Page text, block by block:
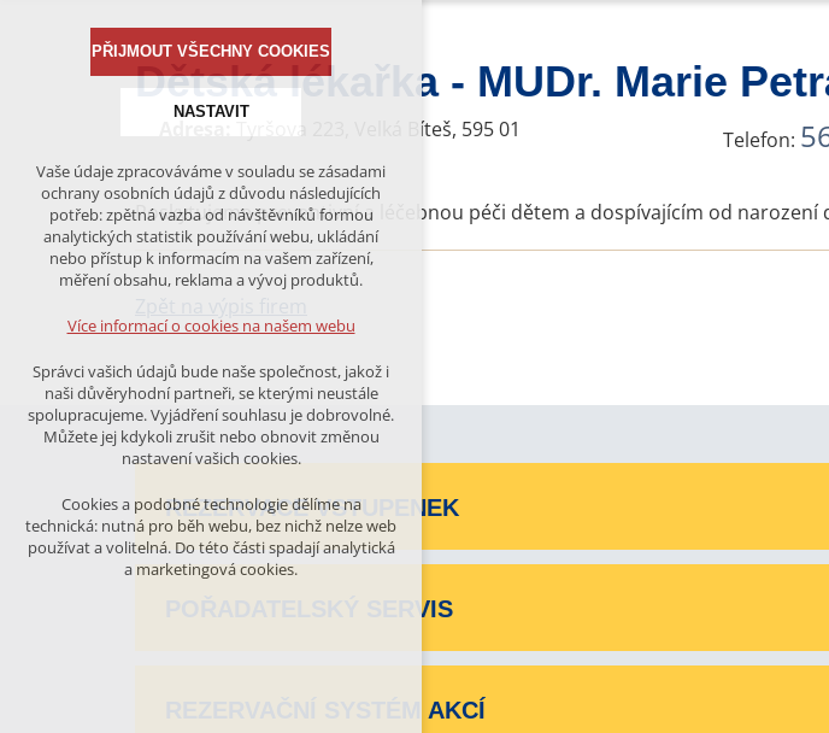
Dětská lékařka - MUDr. Marie
Tyršova 223, Velká Bíteš, 595 01 Telefon:
Poskytujeme preventivní a léčebnou péči dětem a dospívajícím od narození
REZERVACE VSTUPENEK
POŘADATELSKÝ SERVIS
REZERVAČNÍ SYSTÉM AKCÍ
PŘIJMOUT VŠECHNY COOKIES
NASTAVIT
Technická cookies
nutná pro provozování webu
udržení kontextu stránek (session):
případná přihlášení, volby jazyka, apod.
analytická pro anonymizované
vyhodnocení návštěvnosti
marketingová cookies (Google)
Více informací o cookies na našem webu
ODMÍTNOUT VŠE
Vaše údaje zpracováváme v souladu se zásadami
ochrany osobních údajů z důvodu následujících
potřeb: zpětná vazba od návštěvníků formou
analytických statistik používání webu, ukládání
nebo přístup k informacím na vašem zařízení,
měření obsahu, reklama a vývoj produktů.
Více informací o cookies na našem webu
Správci vašich údajů bude naše společnost, jakož i
naši důvěryhodní partneři, se kterými neustále
spolupracujeme. Vyjádření souhlasu je dobrovolné.
Můžete jej kdykoli zrušit nebo obnovit změnou
nastavení vašich cookies.
Cookies a podobné technologie dělíme na
technická: nutná pro běh webu, bez nichž nelze web
používat a volitelná. Do této části spadají analytická
a marketingová cookies.